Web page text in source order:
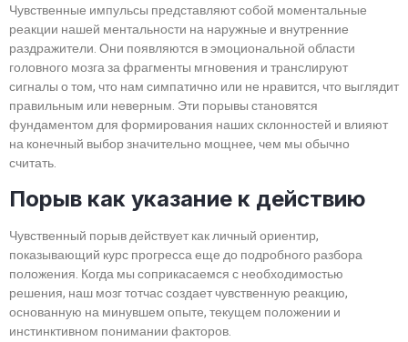
Чувственные импульсы представляют собой моментальные
реакции нашей ментальности на наружные и внутренние
раздражители. Они появляются в эмоциональной области
головного мозга за фрагменты мгновения и транслируют
сигналы о том, что нам симпатично или не нравится, что выглядит
правильным или неверным. Эти порывы становятся
фундаментом для формирования наших склонностей и влияют
на конечный выбор значительно мощнее, чем мы обычно
считать.
Порыв как указание к действию
Чувственный порыв действует как личный ориентир,
показывающий курс прогресса еще до подробного разбора
положения. Когда мы соприкасаемся с необходимостью
решения, наш мозг тотчас создает чувственную реакцию,
основанную на минувшем опыте, текущем положении и
инстинктивном понимании факторов.